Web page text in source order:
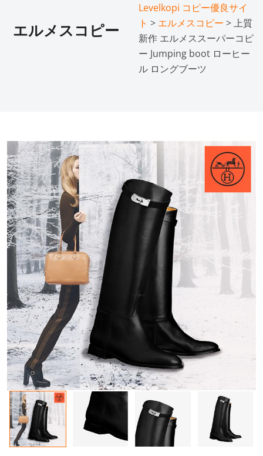
エルメスコピー
Levelkopi コピー優良サイ
ト > エルメスコピー > 上質
新作 エルメススーパーコピ
ー Jumping boot ローヒー
ル ロングブーツ